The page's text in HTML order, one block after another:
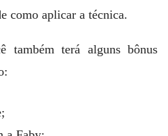
como aplicar a técnica.
também terá alguns bônus